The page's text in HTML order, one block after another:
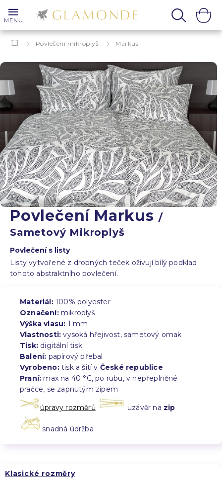
MENU
Povlečení mikroplyš Markus
Povlečení Markus /
Sametový Mikroplyš
Povlečení s listy
Listy vytvořené z drobných teček oživují bílý podklad
tohoto abstraktního povlečení.
Materiál:100% polyester
Označení:mikroplyš
Výška vlasu: 1 mm
Vlastnosti: vysoká hřejivost, sametový omak
Tisk: digitální tisk
Balení: papírový přebal
Vyrobeno:tisk a šití v České republice
Praní: max na 40 °C, po rubu, v nepřeplněné
pračce, se zapnutým zipem
úpravy rozměrů uzávěr na zip
snadná údržba
Klasické rozměry